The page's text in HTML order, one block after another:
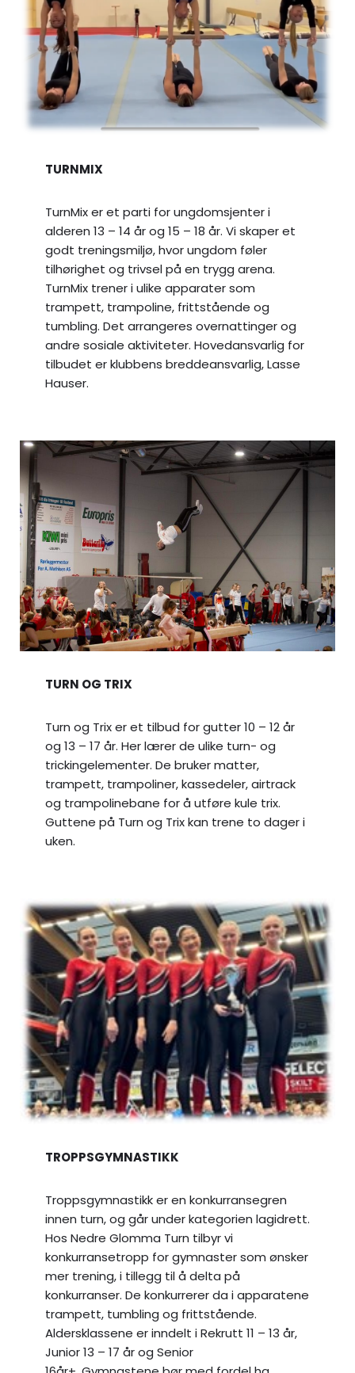
TURNMIX
TurnMix er et parti for ungdomsjenter i
alderen 13 – 14 år og 15 – 18 år. Vi skaper et
godt treningsmiljø, hvor ungdom føler
tilhørighet og trivsel på en trygg arena.
TurnMix trener i ulike apparater som
trampett, trampoline, frittstående og
tumbling. Det arrangeres overnattinger og
andre sosiale aktiviteter. Hovedansvarlig for
tilbudet er klubbens breddeansvarlig, Lasse
Hauser.
TURN OG TRIX
Turn og Trix er et tilbud for gutter 10 – 12 år
og 13 – 17 år. Her lærer de ulike turn- og
trickingelementer. De bruker matter,
trampett, trampoliner, kassedeler, airtrack
og trampolinebane for å utføre kule trix.
Guttene på Turn og Trix kan trene to dager i
uken.
TROPPSGYMNASTIKK
Troppsgymnastikk er en konkurransegren
innen turn, og går under kategorien lagidrett.
Hos Nedre Glomma Turn tilbyr vi
konkurransetropp for gymnaster som ønsker
mer trening, i tillegg til å delta på
konkurranser. De konkurrerer da i apparatene
trampett, tumbling og frittstående.
Aldersklassene er inndelt i Rekrutt 11 – 13 år,
Junior 13 – 17 år og Senior